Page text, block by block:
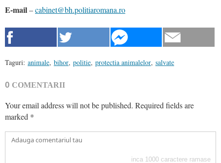
E-mail–cabinet@bh.politiaromana.ro
Taguri: animale, bihor, politie, protectia animalelor, salvate
0 COMENTARII
Your email address will not be published. Required fields are
marked *
inca 1000 caractere ramase